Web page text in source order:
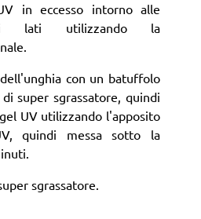
in eccesso intorno alle
lati utilizzando la
con un batuffolo
super sgrassatore, quindi
UV utilizzando l'apposito
quindi messa sotto la
sgrassatore.